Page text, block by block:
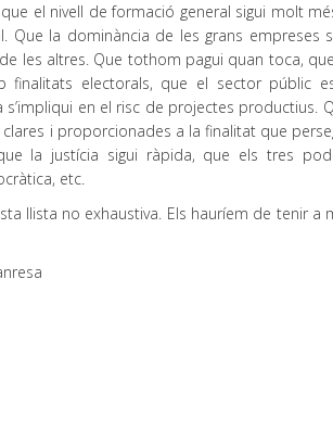
el nivell de formació general sigui molt
la dominància de les grans empreses
les altres. Que tothom pagui quan toca,
electorals, que el sector públic
en el risc de projectes productius.
i proporcionades a la finalitat que
la justícia sigui ràpida, que els tres
etc.
llista no exhaustiva. Els hauríem de tenir a